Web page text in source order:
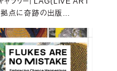
拠点に奇跡の出版…